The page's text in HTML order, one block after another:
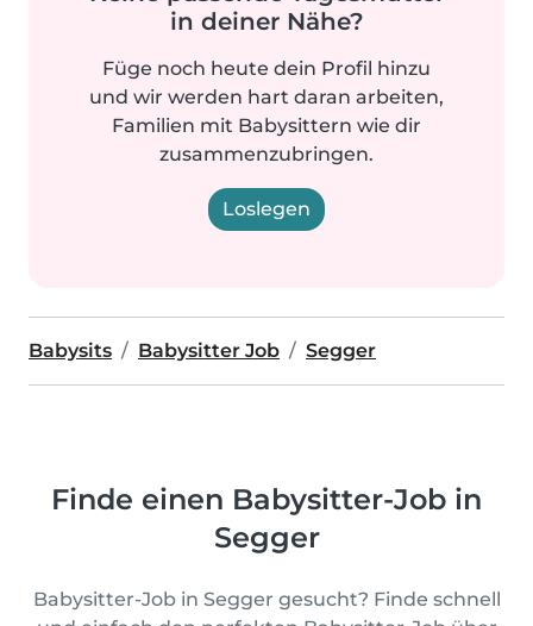
in deiner Nähe?
Füge noch heute dein Profil hinzu
und wir werden hart daran arbeiten,
Familien mit Babysittern wie dir
zusammenzubringen.
Loslegen
Babysits Babysitter Job Segger
Finde einen Babysitter-Job in
Segger
Babysitter-Job in Segger gesucht? Finde schnell